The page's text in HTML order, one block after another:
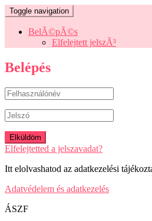
Toggle navigation
BelÃ©pÃ©s
Elfelejtett jelszÃ³
Belépés
Elfelejtetted a jelszavadat?
Itt elolvashatod az adatkezelési
Adatvédelem és adatkezelés
ÁSZF